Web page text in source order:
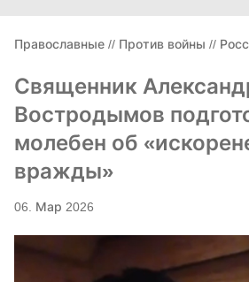
Православные // Против войны //
Священник
Востродымов
молебен об
вражды»
06. Мар 2026